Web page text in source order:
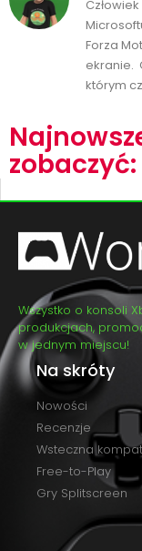
Forza
ekranie.
którym
zobaczyć:
Wszystko o konsoli
produkcjach,
w jednym miejscu!
Na skróty
Nowości
Recenzje
Wsteczna
Free-to-Play
Gry Splitscreen